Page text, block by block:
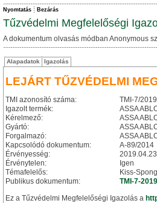
Nyomtatás Bezárás
Tűzvédelmi Megfelelőségi
A dokumentum olvasás módban Anonymous
Alapadatok Igazolás
LEJÁRT TŰZVÉDELMI
TMI azonosító száma:
TMI-7/2019
Igazolt termék:
ASSA
Kérelmező:
ASSA
Gyártó:
ASSA
Forgalmazó:
ASSA
Kapcsolódó dokumentum:
A-89/2014
Érvényesség:
Érvénytelen:
Igen
Témafelelős:
Kiss-
Publikus dokumentum:
TMI-7-
Ez a Tűzvédelmi Megfelelőségi Igazolás a